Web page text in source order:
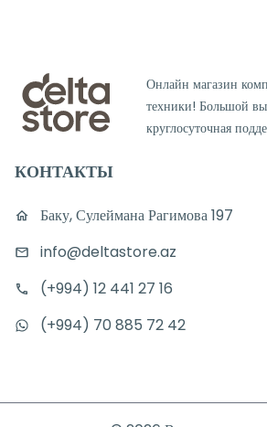
Онлайн магазин
техники! Большой
круглосуточная
КОНТАКТЫ
Баку, Сулеймана Рагимова 197
info@deltastore.az
(+994) 12 441 27 16
(+994) 70 885 72 42